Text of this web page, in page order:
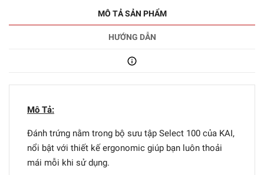
MÔ TẢ SẢN PHẨM
HƯỚNG DẪN
Mô Tả:
Đánh trứng nằm trong bộ sưu tập Select 100 của KAI,
nổi bật với thiết kế ergonomic giúp bạn luôn thoải
mái mỗi khi sử dụng.